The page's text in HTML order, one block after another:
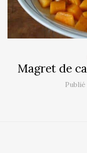
Magret de